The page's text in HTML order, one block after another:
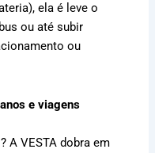
ela é leve o
ou até subir
ou
e viagens
A VESTA dobra em